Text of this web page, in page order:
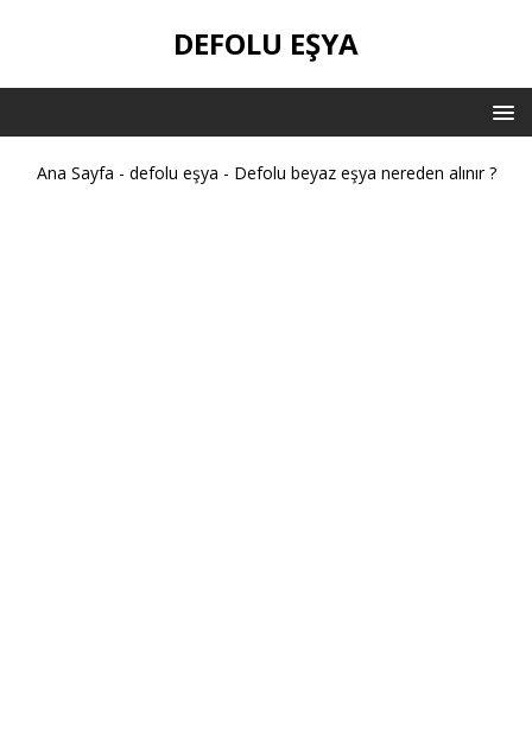
DEFOLU EŞYA
Ana Sayfa - defolu eşya - Defolu beyaz eşya nereden alınır ?